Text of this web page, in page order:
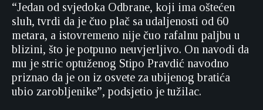
“Jedan od svjedoka Odbrane, koji ima oštećen
sluh, tvrdi da je čuo plač sa udaljenosti od 60
metara, a istovremeno nije čuo rafalnu paljbu u
blizini, što je potpuno neuvjerljivo. On navodi da
mu je stric optuženog Stipo Pravdić navodno
priznao da je on iz osvete za ubijenog bratića
ubio zarobljenike”, podsjetio je tužilac.